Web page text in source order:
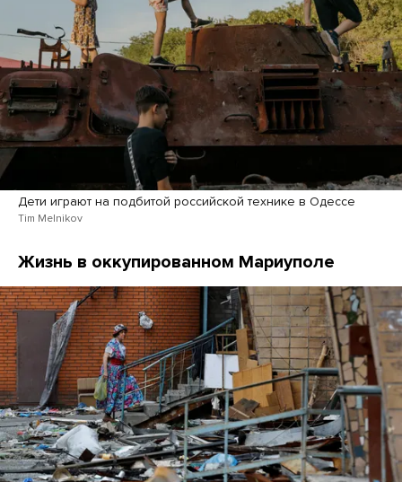
Дети играют на подбитой российской технике в Одессе
Tim Melnikov
Жизнь в оккупированном Мариуполе